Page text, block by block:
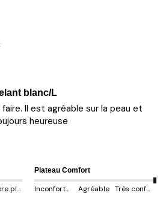
blanc/L
Il est agréable sur la peau et
heureuse
S'avère plus gros
Plateau Comfort
Inconfortable Agréable Très confortable